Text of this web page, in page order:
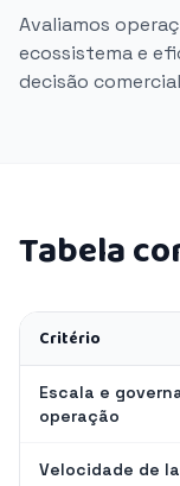
Avaliamos
ecossistema e
decisão
Tabela
Critério
Escala e
operação
Velocidade de